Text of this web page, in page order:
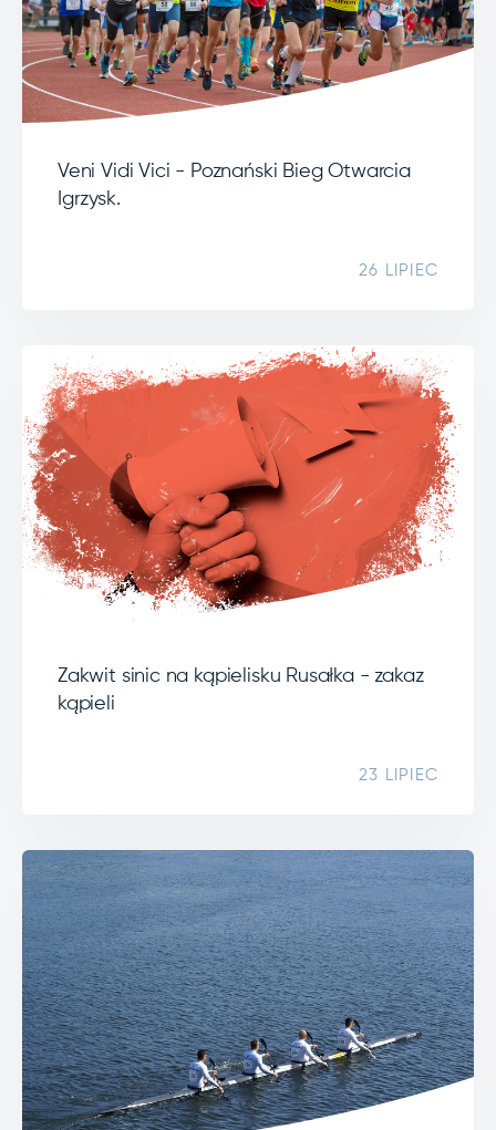
Veni Vidi Vici - Poznański Bieg Otwarcia
Igrzysk.
26 LIPIEC
Zakwit sinic na kąpielisku Rusałka - zakaz
kąpieli
23 LIPIEC